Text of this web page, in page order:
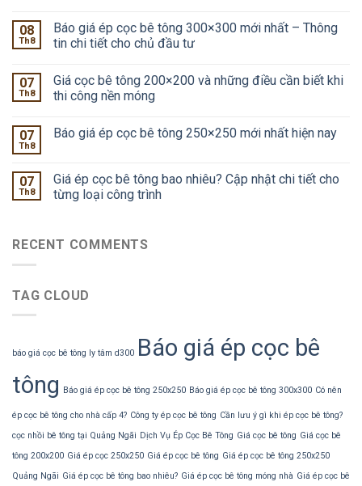
08
Th8
Báo giá ép cọc bê tông 300×300 mới nhất – Thông
tin chi tiết cho chủ đầu tư
07
Th8
Giá cọc bê tông 200×200 và những điều cần biết khi
thi công nền móng
07
Th8
Báo giá ép cọc bê tông 250×250 mới nhất hiện nay
07
Th8
Giá ép cọc bê tông bao nhiêu? Cập nhật chi tiết cho
từng loại công trình
RECENT COMMENTS
TAG CLOUD
báo giá cọc bê tông ly tâm d300 Báo giá ép cọc bê
tông
Báo giá ép cọc bê tông 250x250 Báo giá ép cọc bê tông 300x300 Có nên
ép cọc bê tông cho nhà cấp 4? Công ty ép cọc bê tông Cần lưu ý gì khi ép cọc bê tông?
cọc nhồi bê tông tại Quảng Ngãi Dịch Vụ Ép Cọc Bê Tông Giá cọc bê tông Giá cọc bê
tông 200x200 Giá ép cọc 250x250 Giá ép cọc bê tông Giá ép cọc bê tông 250x250
Quảng Ngãi Giá ép cọc bê tông bao nhiêu? Giá ép cọc bê tông móng nhà Giá ép cọc bê